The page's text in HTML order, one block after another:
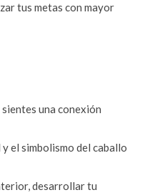
tus metas con mayor
sientes una conexión
el simbolismo del caballo
desarrollar tu